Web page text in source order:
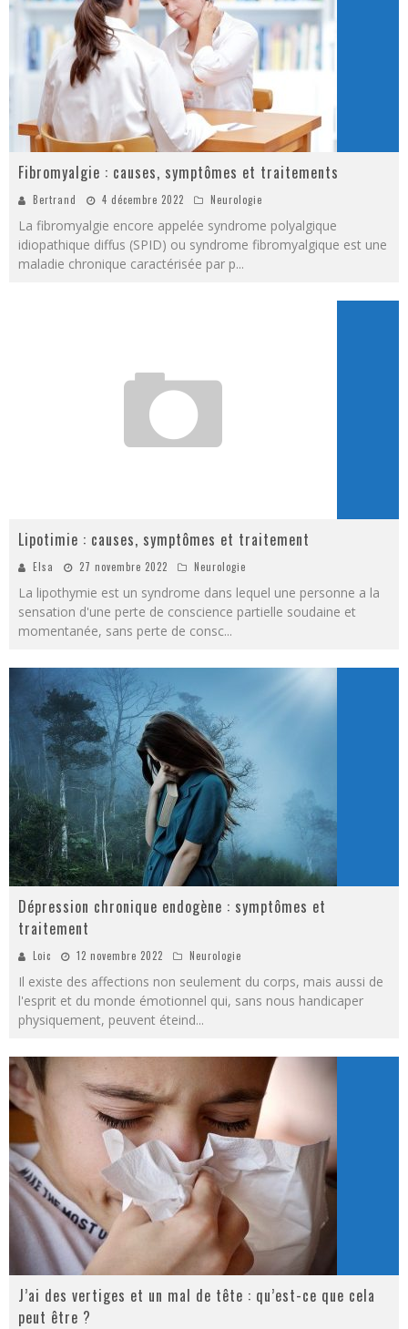
Fibromyalgie : causes, symptômes et traitements
Bertrand 4 décembre 2022 Neurologie
La fibromyalgie encore appelée syndrome polyalgique
idiopathique diffus (SPID) ou syndrome fibromyalgique est une
maladie chronique caractérisée par p...
Lipotimie : causes, symptômes et traitement
Elsa 27 novembre 2022 Neurologie
La lipothymie est un syndrome dans lequel une personne a la
sensation d'une perte de conscience partielle soudaine et
momentanée, sans perte de consc...
Dépression chronique endogène : symptômes et
traitement
Loic 12 novembre 2022 Neurologie
Il existe des affections non seulement du corps, mais aussi de
l'esprit et du monde émotionnel qui, sans nous handicaper
physiquement, peuvent éteind...
J’ai des vertiges et un mal de tête : qu’est-ce que cela
peut être ?